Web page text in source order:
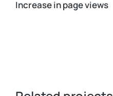
Increase in page views